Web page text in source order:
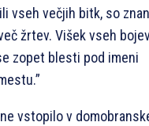
vseh večjih bitk, so
žrtev. Višek vseh
zopet blesti pod imeni
vstopilo v